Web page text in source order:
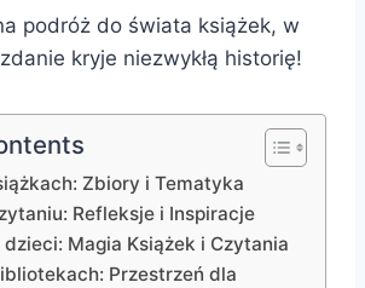
podróż do świata książek, w
kryje niezwykłą historię!
Zbiory i Tematyka
Refleksje i Inspiracje
Magia Książek i Czytania
Przestrzeń dla